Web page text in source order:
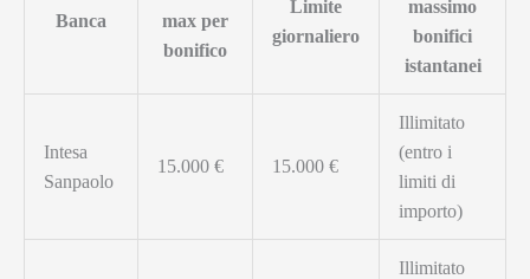
Banca
max per
bonifico
Limite
giornaliero
massimo
bonifici
istantanei
Intesa
Sanpaolo
15.000 € 15.000 €
Illimitato
(entro i
limiti di
importo)
Illimitato